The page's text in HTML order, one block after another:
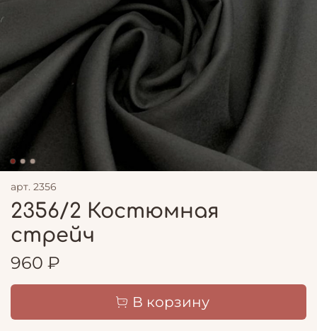
арт. 2356
2356/2 Костюмная
стрейч
960 ₽
В корзину